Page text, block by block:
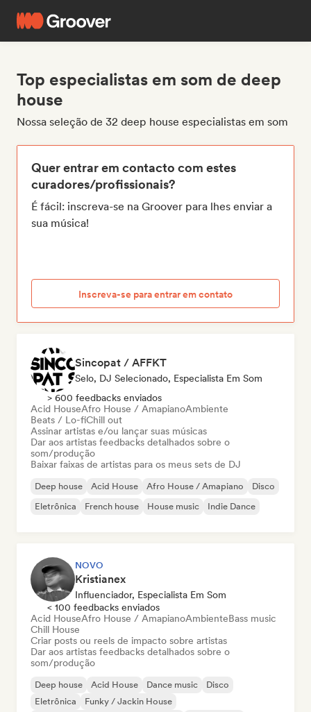
Top especialistas em som de deep
house
Nossa seleção de 32 deep house especialistas em som
Quer entrar em contacto com estes
curadores/profissionais?
É fácil: inscreva-se na Groover para lhes enviar a
sua música!
Inscreva-se para entrar em contato
Sincopat / AFFKT
Selo, DJ Selecionado, Especialista Em Som
> 600 feedbacks enviados
Acid HouseAfro House / AmapianoAmbiente
Beats / Lo-fiChill out
Assinar artistas e/ou lançar suas músicas
Dar aos artistas feedbacks detalhados sobre o
som/produção
Baixar faixas de artistas para os meus sets de DJ
Deep house Acid House Afro House / Amapiano
Disco
Eletrônica
French house House music Indie Dance
NOVO
Kristianex
Influenciador, Especialista Em Som
< 100 feedbacks enviados
Acid HouseAfro House / AmapianoAmbienteBass music
Chill House
Criar posts ou reels de impacto sobre artistas
Dar aos artistas feedbacks detalhados sobre o
som/produção
Deep house Acid House Dance music
Disco
Eletrônica
Funky / Jackin House